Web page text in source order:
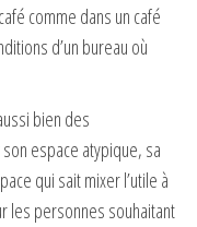
comme dans un café
d’un bureau où
bien des
espace atypique, sa
qui sait mixer l’utile à
les personnes souhaitant